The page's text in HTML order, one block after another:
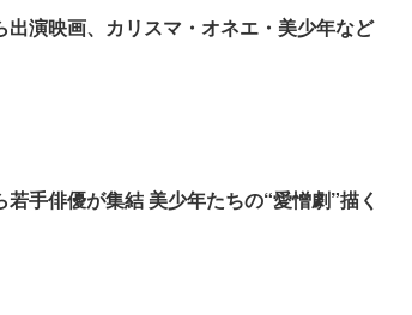
演映画、カリスマ・オネエ・美少年など
手俳優が集結 美少年たちの“愛憎劇”描く